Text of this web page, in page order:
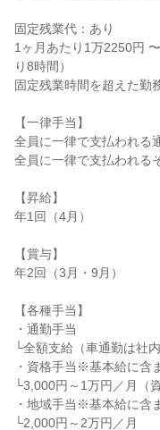
固定残業代：あり
1ヶ月あたり1万2250円
り8時間）
固定残業時間を超えた勤
【一律手当】
全員に一律で支払われる
全員に一律で支払われる
【昇給】
年1回（4月）
【賞与】
年2回（3月・9月）
【各種手当】
・通勤手当
└全額支給（車通勤は社内
・資格手当※基本給に含
└3,000円～1万円／月（
・地域手当※基本給に含
└2,000円～2万円／月